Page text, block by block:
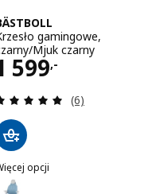
gamingowe,
Mjuk czarny
599,-
1599,-
Recenzja: 5 z
(6)
opcji
BÄSTBOLL, Krzesło